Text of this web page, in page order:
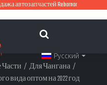
автозапчастей Rebornor
Русский
/ Для Чангана /
вида оптом на 2022 год